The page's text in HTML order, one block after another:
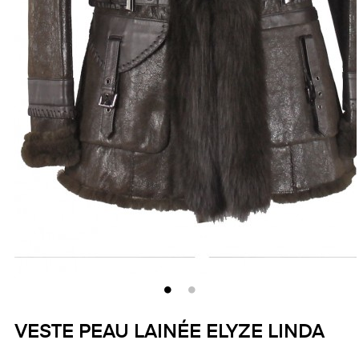
VESTE PEAU LAINÉE ELYZE LINDA